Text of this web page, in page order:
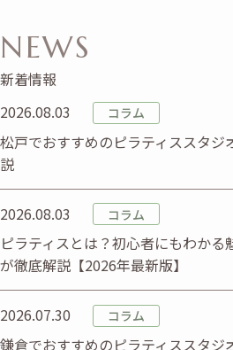
NEWS
新着情報
2026.08.03 コラム
松戸でおすすめのピラティススタ
説
2026.08.03 コラム
ピラティスとは？初心者にもわか
が徹底解説【2026年最新版】
2026.07.30 コラム
鎌倉でおすすめのピラティススタ